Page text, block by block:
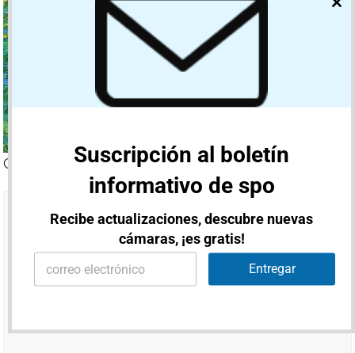
Cámara de suelo
No videos found for this selection.
Suscripción al boletín
informativo de spo
Recibe actualizaciones, descubre nuevas
cámaras, ¡es gratis!
E
E
a
*
Entregar